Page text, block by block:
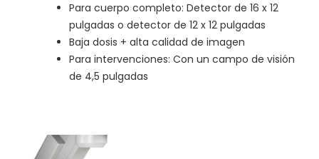
Para cuerpo completo: Detector de 16 x 12
pulgadas o detector de 12 x 12 pulgadas
Baja dosis + alta calidad de imagen
Para intervenciones: Con un campo de visión
de 4,5 pulgadas